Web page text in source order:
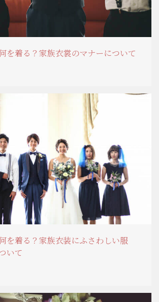
を着る？家族衣裳のマナーについて
を着る？家族衣装にふさわしい服
いて